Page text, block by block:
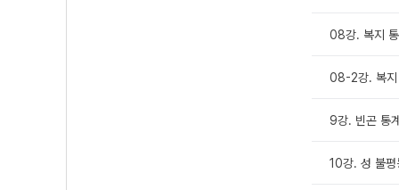
08강. 복지
08-2강. 복
9강. 빈곤 통
10강. 성 불평